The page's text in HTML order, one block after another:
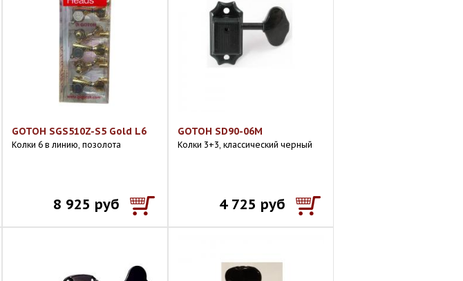
GOTOH SGS510Z-S5 Gold L6
Колки 6 в линию, позолота
8 925 руб
GOTOH SD90-06M
Колки 3+3, классический черный
4 725 руб